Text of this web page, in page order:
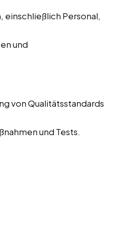
Personal,
und
von Qualitätsstandards
und Tests.